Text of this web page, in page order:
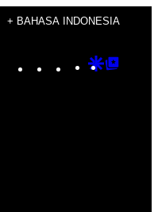
+ BAHASA INDONESIA
Instagram
TikTok
YouTube
Google